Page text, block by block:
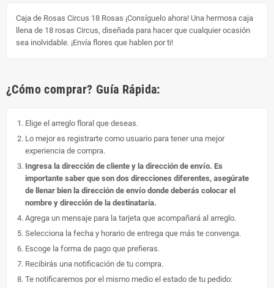
Caja de Rosas Circus 18 Rosas ¡Consíguelo ahora! Una hermosa caja
llena de 18 rosas Circus, diseñada para hacer que cualquier ocasión
sea inolvidable. ¡Envía flores que hablen por ti!
¿Cómo comprar? Guía Rápida:
Elige el arreglo floral que deseas.
Lo mejor es registrarte como usuario para tener una mejor
experiencia de compra.
Ingresa la dirección de cliente y la dirección de envío. Es
importante saber que son dos direcciones diferentes, asegúrate
de llenar bien la dirección de envío donde deberás colocar el
nombre y dirección de la destinataria.
Agrega un mensaje para la tarjeta que acompañará al arreglo.
Selecciona la fecha y horario de entrega que más te convenga.
Escoge la forma de pago que prefieras.
Recibirás una notificación de tu compra.
Te notificaremos por el mismo medio el estado de tu pedido: